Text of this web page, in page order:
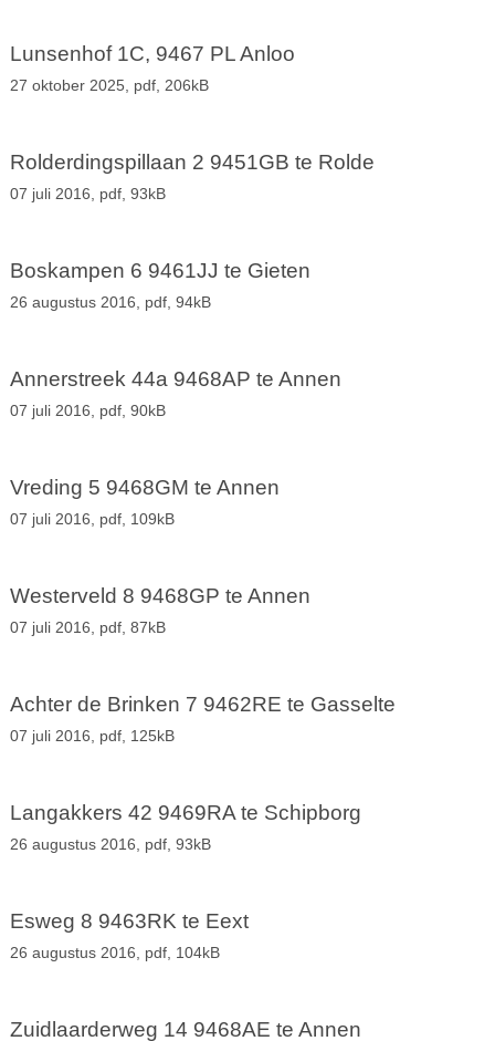
Lunsenhof 1C, 9467 PL Anloo
27 oktober 2025, pdf, 206kB
Rolderdingspillaan 2 9451GB te Rolde
07 juli 2016, pdf, 93kB
Boskampen 6 9461JJ te Gieten
26 augustus 2016, pdf, 94kB
Annerstreek 44a 9468AP te Annen
07 juli 2016, pdf, 90kB
Vreding 5 9468GM te Annen
07 juli 2016, pdf, 109kB
Westerveld 8 9468GP te Annen
07 juli 2016, pdf, 87kB
Achter de Brinken 7 9462RE te Gasselte
07 juli 2016, pdf, 125kB
Langakkers 42 9469RA te Schipborg
26 augustus 2016, pdf, 93kB
Esweg 8 9463RK te Eext
26 augustus 2016, pdf, 104kB
Zuidlaarderweg 14 9468AE te Annen